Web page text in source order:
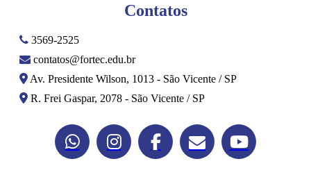
Contatos
3569-2525
contatos@fortec.edu.br
Av. Presidente Wilson, 1013 - São Vicente / SP
R. Frei Gaspar, 2078 - São Vicente / SP